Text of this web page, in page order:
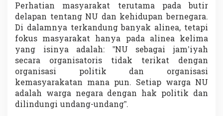
Perhatian masyarakat terutama pada butir
delapan tentang NU dan kehidupan bernegara.
Di dalamnya terkandung banyak alinea, tetapi
fokus masyarakat hanya pada alinea kelima
yang isinya adalah: ”NU sebagai jam’iyah
secara organisatoris tidak terikat dengan
organisasi politik dan organisasi
kemasyarakatan mana pun. Setiap warga NU
adalah warga negara dengan hak politik dan
dilindungi undang-undang”.